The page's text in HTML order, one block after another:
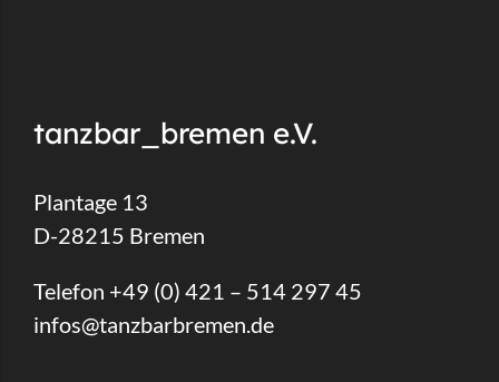
tanzbar_bremen e.V.
Plantage 13
D-28215 Bremen
Telefon +49 (0) 421 – 514 297 45
infos@tanzbarbremen.de